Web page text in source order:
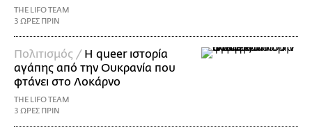
THE LIFO TEAM
3 ΩΡΕΣ ΠΡΙΝ
Πολιτισμός / Η queer ιστορία
αγάπης από την Ουκρανία που
φτάνει στο Λοκάρνο
THE LIFO TEAM
3 ΩΡΕΣ ΠΡΙΝ